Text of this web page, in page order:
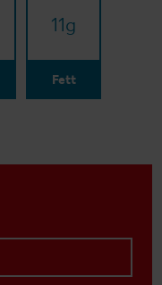
11g
Fett